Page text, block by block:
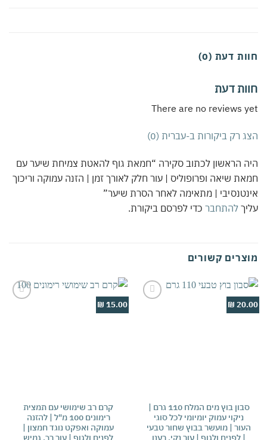
דעת (0)
דעת
There are no reviews
רק ביקורות ב-עברית (0)
הראשון לכתוב סקירה “חמאת גוף להאטת צמיחת שיער עם
שיאה ופרופוליס | עור חלק לאורך זמן | הזנה עמוקה וריכוך
| מתאימה לאחר הסרת שיער”
להתחברכדי לפרסם ביקורת.
קשורים
סבון בוץ מים המלח 110 גרם |
ניקוי עמוק יומיומי לכל סוגי
| מועשר בבוץ שחור טבעי
| לפנים ולגוף | עור נקי, רענן
15.00 ₪
קרם רב שימושי עם תמצית
רימונים 100 מ"ל | להזנה
עמוקה ואפקט נוגד חמצון |
לפנים ולגוף | עור רך, גמיש